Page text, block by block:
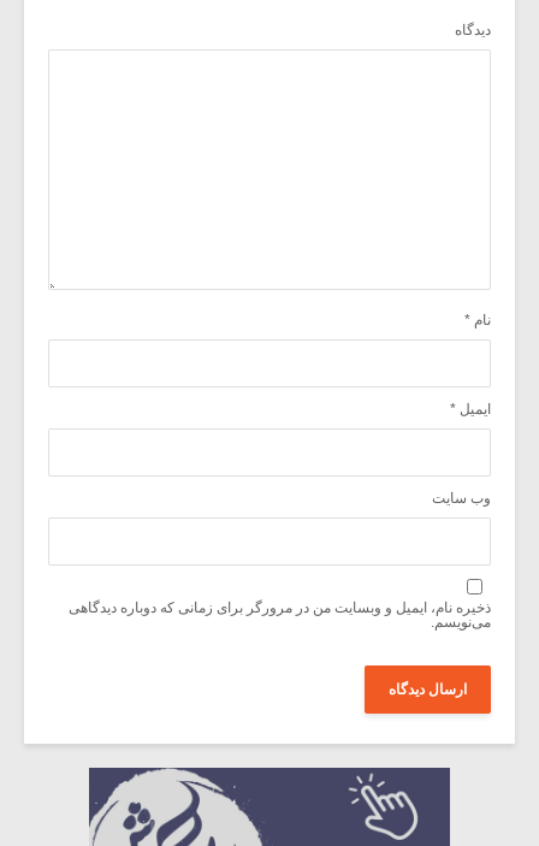
دیدگاه
نام *
ایمیل *
وب‌ سایت
ذخیره نام، ایمیل و وبسایت من در مرورگر برای زمانی که دوباره دیدگاهی
می‌نویسم.